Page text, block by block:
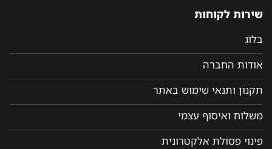
שירות לקוחות
בלוג
אודות החברה
תקנון ותנאי שימוש באתר
משלוח ואיסוף עצמי
פינוי פסולת אלקטרונית